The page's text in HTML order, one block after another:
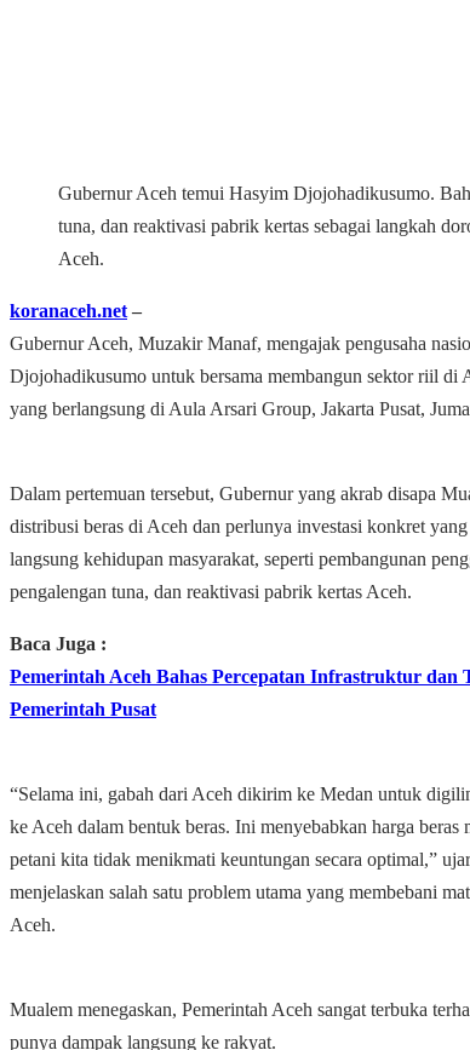
Gubernur Aceh temui Hasyim Djojohadikusumo.
tuna, dan reaktivasi pabrik kertas sebagai langkah
Aceh.
koranaceh.net –
Gubernur Aceh, Muzakir Manaf, mengajak pengusaha
Djojohadikusumo untuk bersama membangun sektor riil di
yang berlangsung di Aula Arsari Group, Jakarta Pusat,
Dalam pertemuan tersebut, Gubernur yang akrab disapa
distribusi beras di Aceh dan perlunya investasi konkret
langsung kehidupan masyarakat, seperti pembangunan
pengalengan tuna, dan reaktivasi pabrik kertas Aceh.
Baca Juga :
Pemerintah Aceh Bahas Percepatan Infrastruktur dan
Pemerintah Pusat
“Selama ini, gabah dari Aceh dikirim ke Medan untuk
ke Aceh dalam bentuk beras. Ini menyebabkan harga beras
petani kita tidak menikmati keuntungan secara optimal,”
menjelaskan salah satu problem utama yang membebani
Aceh.
Mualem menegaskan, Pemerintah Aceh sangat terbuka
punya dampak langsung ke rakyat.